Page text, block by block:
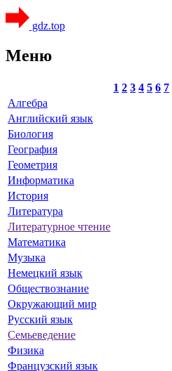
gdz.top
Меню
1 2 3 4 5 6 7
Алгебра
Английский язык
Биология
География
Геометрия
Информатика
История
Литература
Литературное чтение
Математика
Музыка
Немецкий язык
Обществознание
Окружающий мир
Русский язык
Семьеведение
Физика
Французский язык